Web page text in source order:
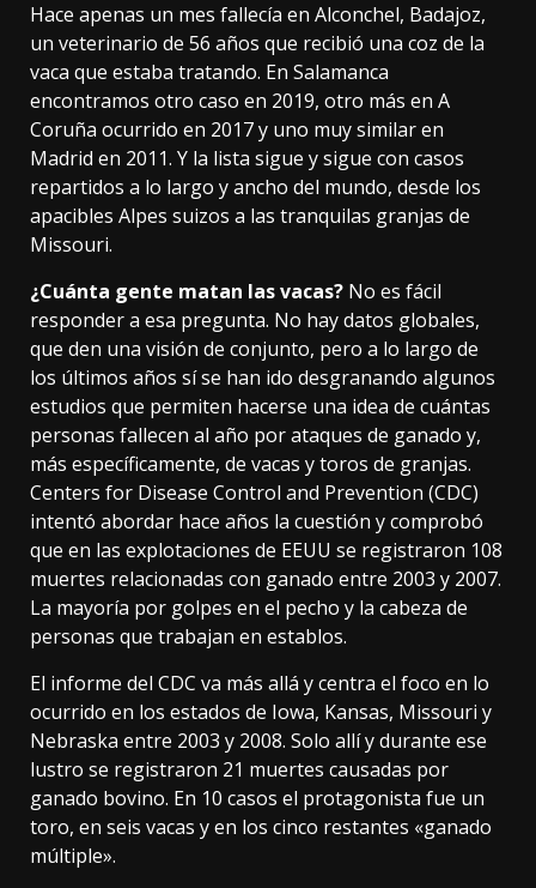
Hace apenas un mes fallecía en Alconchel, Badajoz,
un veterinario de 56 años que recibió una coz de la
vaca que estaba tratando. En Salamanca
encontramos otro caso en 2019, otro más en A
Coruña ocurrido en 2017 y uno muy similaren
Madrid en 2011. Y la lista sigue y sigue con casos
repartidos a lo largo y ancho del mundo, desde los
apacibles Alpes suizos a las tranquilas granjas de
Missouri.
¿Cuánta gente matan las vacas? No es fácil
responder a esa pregunta. No hay datos globales,
que den una visión de conjunto, pero a lo largo de
los últimos años sí se han ido desgranando algunos
estudios que permiten hacerse una idea de cuántas
personas fallecen al año por ataques de ganado y,
más específicamente, de vacas y toros de granjas.
Centers for Disease Control and Prevention (CDC)
intentó abordar hace años la cuestión y comprobó
que en las explotaciones de EEUU se registraron 108
muertes relacionadas con ganado entre 2003 y 2007.
La mayoría por golpes en el pecho y la cabeza de
personas que trabajan en establos.
El informe del CDC va más allá y centra el foco en lo
ocurrido en los estados de Iowa, Kansas, Missouri y
Nebraska entre 2003 y 2008. Solo allí y durante ese
lustro se registraron 21 muertes causadas por
ganado bovino. En 10 casos el protagonista fue un
toro, en seis vacas y en los cinco restantes «ganado
múltiple».